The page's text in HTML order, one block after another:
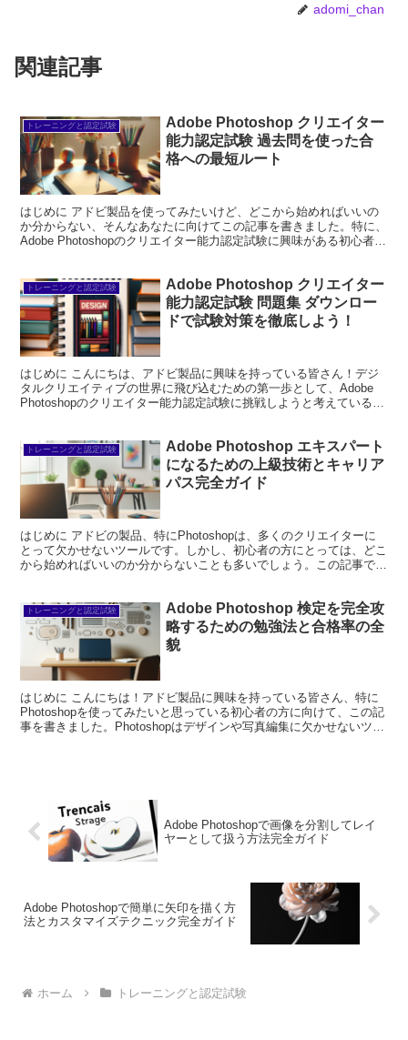
adomi_chan
関連記事
トレーニングと認定試験
Adobe Photoshop クリエイター
能力認定試験 過去問を使った合
格への最短ルート
はじめに アドビ製品を使ってみたいけど、どこから始めればいいの
か分からない、そんなあなたに向けてこの記事を書きました。特に、
Adobe Photoshopのクリエイター能力認定試験に興味がある初心者の
トレーニングと認定試験
Adobe Photoshop クリエイター
能力認定試験 問題集 ダウンロー
ドで試験対策を徹底しよう！
はじめに こんにちは、アドビ製品に興味を持っている皆さん！デジ
タルクリエイティブの世界に飛び込むための第一歩として、Adobe
Photoshopのクリエイター能力認定試験に挑戦しようと考えている方
トレーニングと認定試験
Adobe Photoshop エキスパート
になるための上級技術とキャリア
パス完全ガイド
はじめに アドビの製品、特にPhotoshopは、多くのクリエイターに
とって欠かせないツールです。しかし、初心者の方にとっては、どこ
から始めればいいのか分からないことも多いでしょう。この記事で
トレーニングと認定試験
Adobe Photoshop 検定を完全攻
略するための勉強法と合格率の全
貌
はじめに こんにちは！アドビ製品に興味を持っている皆さん、特に
Photoshopを使ってみたいと思っている初心者の方に向けて、この記
事を書きました。Photoshopはデザインや写真編集に欠かせないツー
Adobe Photoshopで画像を分割してレイ
ヤーとして扱う方法完全ガイド
Adobe Photoshopで簡単に矢印を描く方
法とカスタマイズテクニック完全ガイド
ホーム トレーニングと認定試験